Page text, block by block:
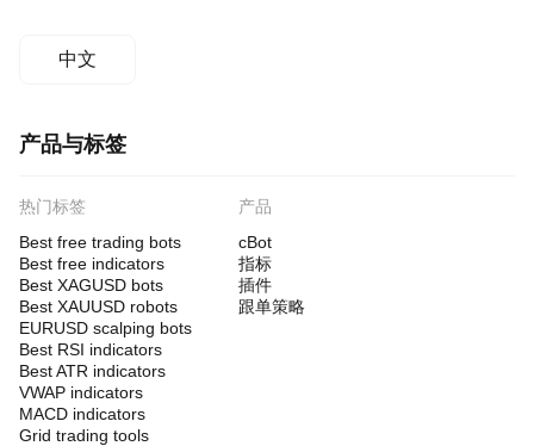
中文
产品与标签
热门标签
Best free trading bots
Best free indicators
Best XAGUSD bots
Best XAUUSD robots
EURUSD scalping bots
Best RSI indicators
Best ATR indicators
VWAP indicators
MACD indicators
Grid trading tools
产品
cBot
指标
插件
跟单策略